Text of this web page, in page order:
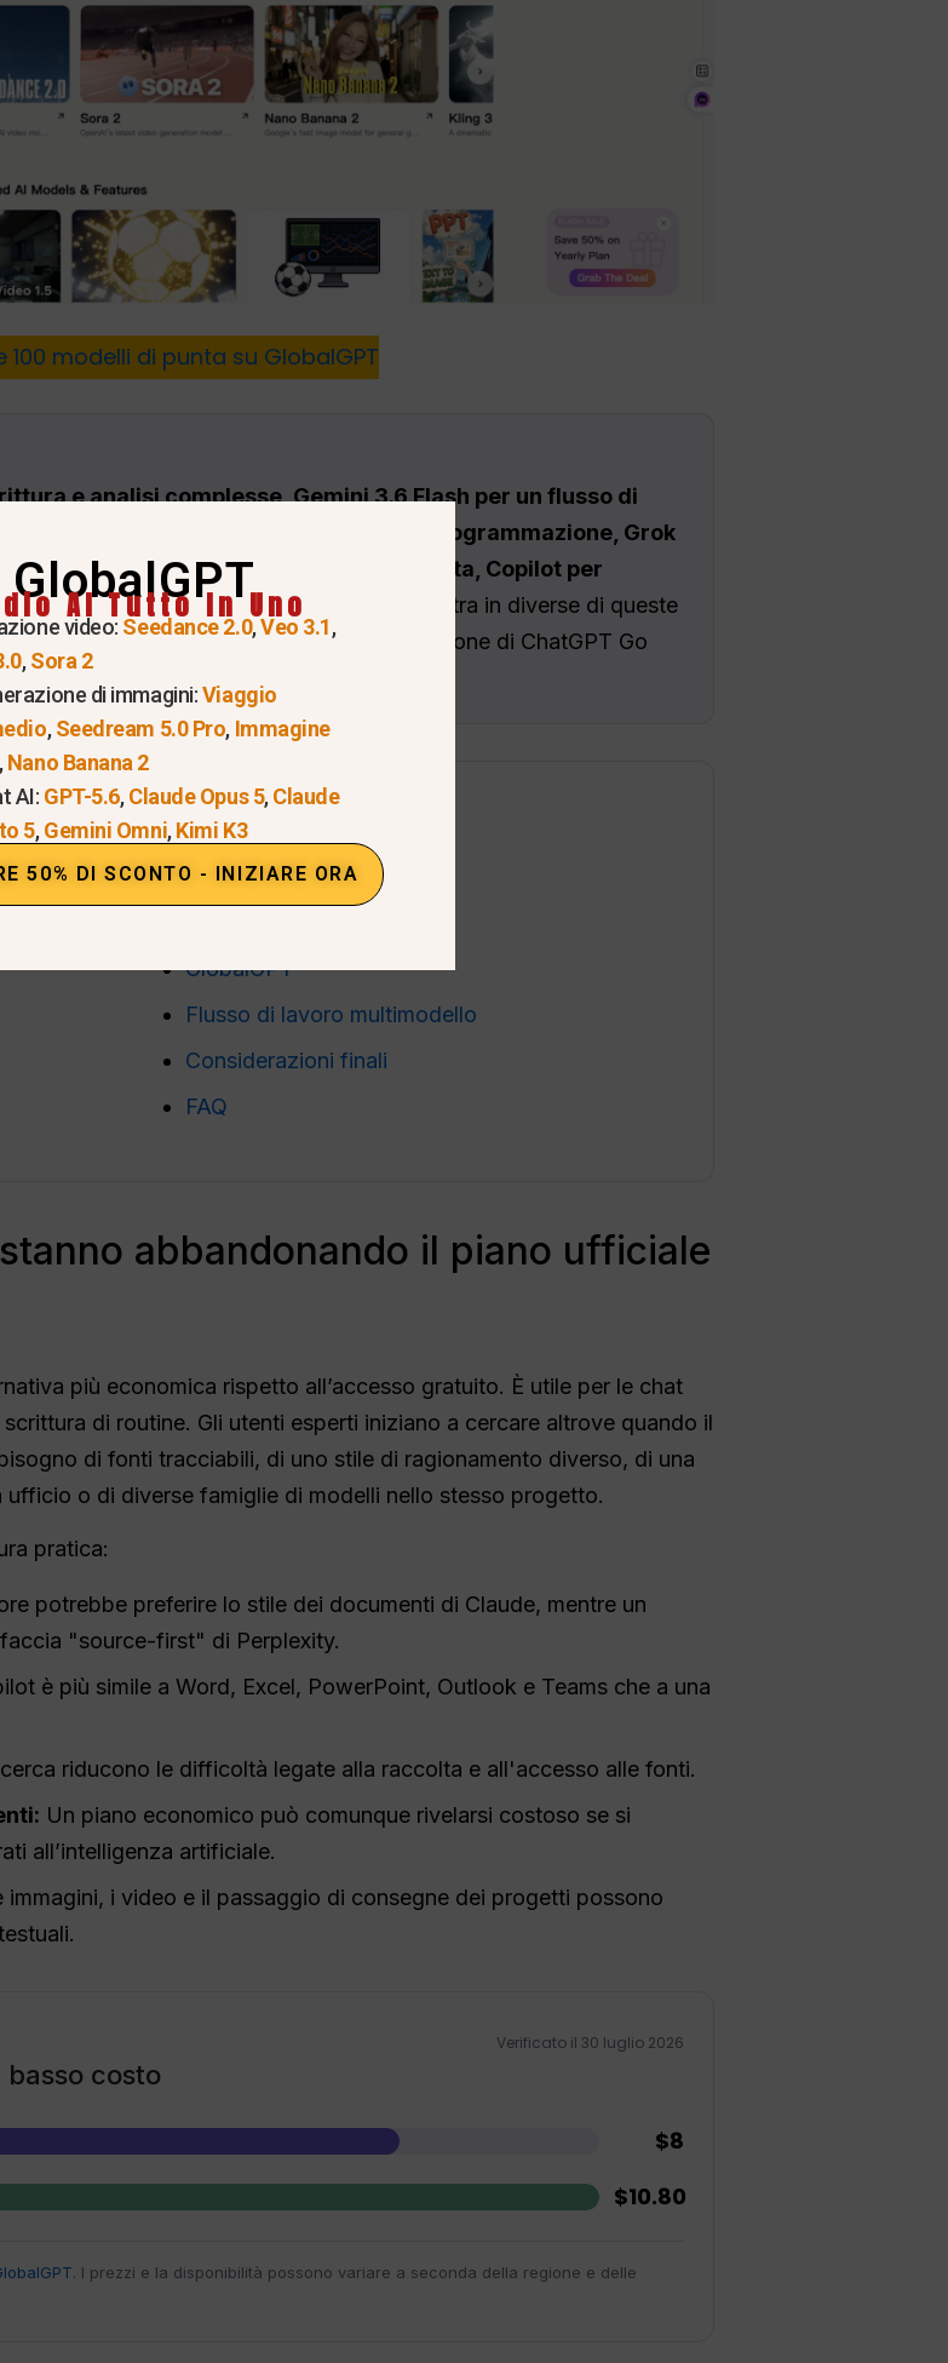
100 modelli di punta su GlobalGPT
e analisi complesse, Gemini 3.6 Flash per un flusso di
V4 Pro per il ragionamento e la programmazione, Grok
in stile xAI, Perplexity per la ricerca citata, Copilot per
incentrata sui social.
Se il tuo lavoro rientra in diverse di queste
è spesso più pratico rispetto alla sostituzione di ChatGPT Go
Go
Microsoft Copilot
GlobalGPT
Flusso di lavoro multimodello
Considerazioni finali
FAQ
abbandonando il piano ufficiale
più economica rispetto all’accesso gratuito. È utile per le chat
di routine. Gli utenti esperti iniziano a cercare altrove quando il
di fonti tracciabili, di uno stile di ragionamento diverso, di una
o di diverse famiglie di modelli nello stesso progetto.
pratica:
potrebbe preferire lo stile dei documenti di Claude, mentre un
"source-first" di Perplexity.
è più simile a Word, Excel, PowerPoint, Outlook e Teams che a una
riducono le difficoltà legate alla raccolta e all'accesso alle fonti.
Un piano economico può comunque rivelarsi costoso se si
all’intelligenza artificiale.
immagini, i video e il passaggio di consegne dei progetti possono
costo
Verificato il 30 luglio 2026
$8
$10.80
. I prezzi e la disponibilità possono variare a seconda della regione e delle
GlobalGPT
AI Tutto In Uno
video: Seedance 2.0,Veo 3.1,
,Sora 2
di immagini:Viaggio
,Seedream 5.0 Pro, Immagine
Nano Banana 2
AI: GPT-5.6,Claude Opus 5,Claude
5,Gemini Omni,Kimi K3
50% DI SCONTO - INIZIARE ORA